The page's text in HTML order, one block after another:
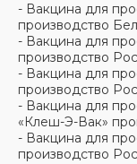
- Вакцина для
производство
- Вакцина для
производство
- Вакцина для
производство
- Вакцина для
«Клеш-Э-Вак»
- Вакцина для
производство